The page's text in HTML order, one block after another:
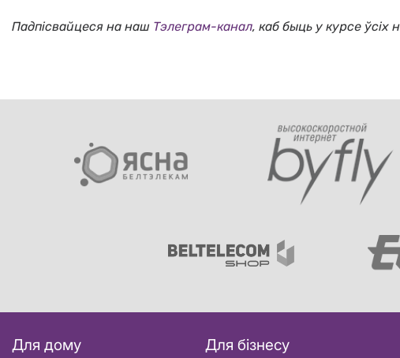
Падпісвайцеся на наш Тэлеграм-канал, каб быць у курсе ўсіх
Для дому Для бізнесу